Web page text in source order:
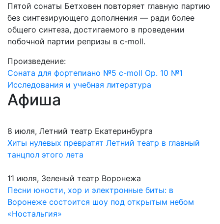
Пятой сонаты Бетховен повторяет главную партию
без синтезирующего дополнения — ради более
общего синтеза, достигаемого в проведении
побочной партии репризы в c-moll.
Произведение:
Соната для фортепиано №5 c-moll Op. 10 №1
Исследования и учебная литература
Афиша
8 июля, Летний театр Екатеринбурга
Хиты нулевых превратят Летний театр в главный
танцпол этого лета
11 июля, Зеленый театр Воронежа
Песни юности, хор и электронные биты: в
Воронеже состоится шоу под открытым небом
«Ностальгия»